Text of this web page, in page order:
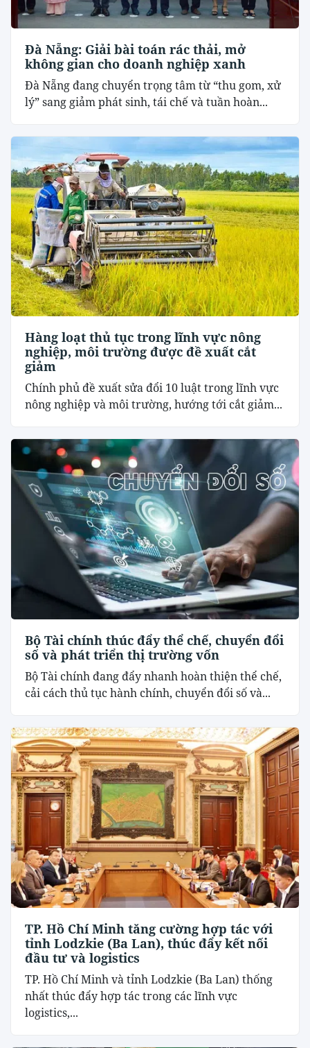
Đà Nẵng: Giải bài toán rác thải, mở
không gian cho doanh nghiệp xanh
Đà Nẵng đang chuyển trọng tâm từ “thu gom, xử
lý” sang giảm phát sinh, tái chế và tuần hoàn...
Hàng loạt thủ tục trong lĩnh vực nông
nghiệp, môi trường được đề xuất cắt
giảm
Chính phủ đề xuất sửa đổi 10 luật trong lĩnh vực
nông nghiệp và môi trường, hướng tới cắt giảm...
Bộ Tài chính thúc đẩy thể chế, chuyển đổi
số và phát triển thị trường vốn
Bộ Tài chính đang đẩy nhanh hoàn thiện thể chế,
cải cách thủ tục hành chính, chuyển đổi số và...
TP. Hồ Chí Minh tăng cường hợp tác với
tỉnh Lodzkie (Ba Lan), thúc đẩy kết nối
đầu tư và logistics
TP. Hồ Chí Minh và tỉnh Lodzkie (Ba Lan) thống
nhất thúc đẩy hợp tác trong các lĩnh vực
logistics,...